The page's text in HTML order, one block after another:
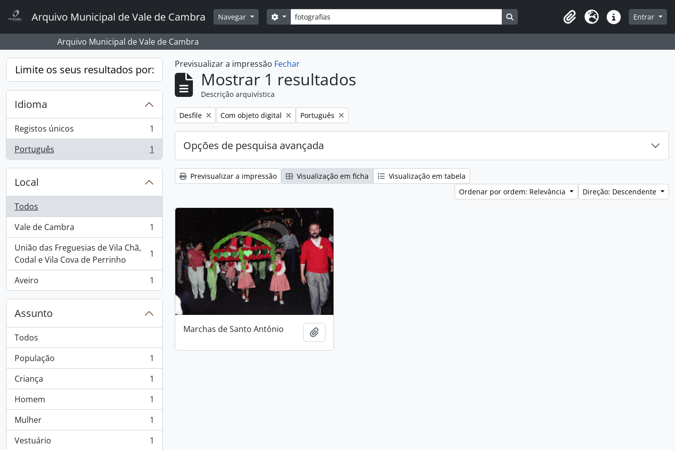
Arquivo Municipal de Vale de Cambra Navegar Pesquisar
Opções de busca Busque na página de navegação
Clipboard
Idioma Ligações rápidas
Entrar
Arquivo Municipal de Vale de Cambra
Limite os seus resultados por:
Idioma
Registos únicos
, 1 resultados
1
Português
, 1 resultados 1
Local
Todos
Vale de Cambra
, 1 resultados
1
União das Freguesias de Vila Chã,
Codal e Vila Cova de Perrinho
, 1 resultados 1
Aveiro
, 1 resultados 1
Assunto
Todos
População
, 1 resultados
1
Criança
, 1 resultados
1
Homem
, 1 resultados
1
Mulher
, 1 resultados
1
Vestuário
, 1 resultados 1
Previsualizar a impressão Fechar
Mostrar 1 resultados
Descrição arquivística
Remover filtro:
Desfile Remover filtro:
Com objeto digital Remover filtro:
Português
Opções de pesquisa avançada
Previsualizar a impressão Visualização em ficha
Visualização em tabela
Ordenar por ordem: Relevância
Direção: Descendente
Marchas de Santo António